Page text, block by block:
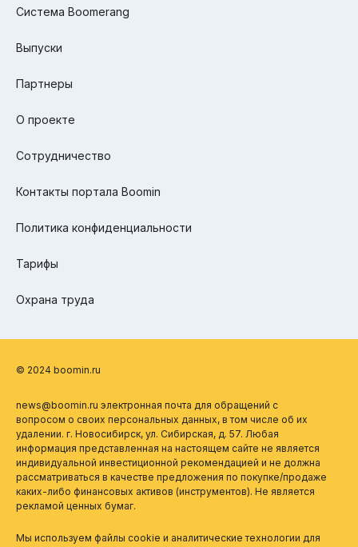
Система Boomerang
Выпуски
Партнеры
О проекте
Сотрудничество
Контакты портала Boomin
Политика конфиденциальности
Тарифы
Охрана труда
© 2024 boomin.ru
news@boomin.ru электронная почта для обращений с
вопросом о своих персональных данных, в том числе об их
удалении. г. Новосибирск, ул. Сибирская, д. 57. Любая
информация представленная на настоящем сайте не является
индивидуальной инвестиционной рекомендацией и не должна
рассматриваться в качестве предложения по покупке/продаже
каких-либо финансовых активов (инструментов). Не является
рекламой ценных бумаг.
Мы используем файлы cookie и аналитические технологии для